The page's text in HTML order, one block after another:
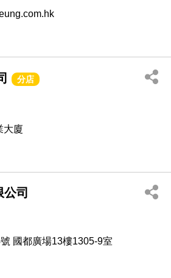
分店
大廈
司
國都廣場13樓1305-9室